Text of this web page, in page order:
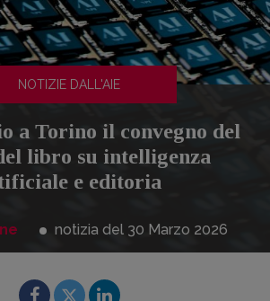
NOTIZIE DALL'AIE
a Torino il convegno del
libro su intelligenza
e editoria
notizia del 30 Marzo 2026